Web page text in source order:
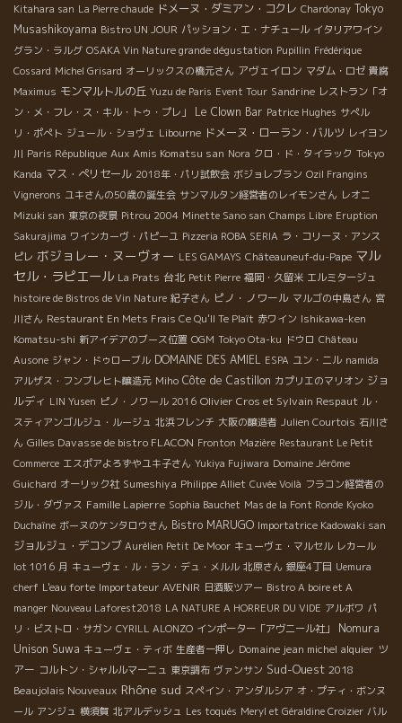
Kitahara san La Pierre chaude ドメーヌ・ダミアン・コクレ Chardonay Tokyo
Musashikoyama Bistro UN JOUR パッション・エ・ナチュール イタリアワイン
グラン・ラルグ OSAKA Vin Nature grande dégustation Pupillin Frédérique
Cossard Michel Grisard オーリックスの橋元さん アヴェイロン マダム・ロゼ 貴腐
Maximus モンマルトルの丘 Yuzu de Paris Event Tour Sandrine レストラン「オ
ン・メ・フレ・ス・キル・トゥ・プレ」
Le Clown Bar Patrice Hughes サぺル
リ・ポぺト ジュール・ショヴェ Libourne ドメーヌ・ローラン・バルツ レイヨン
川 Paris République Aux Amis Komatsu san Nora クロ・ド・タイラック Tokyo
Kanda マス・ぺリセール 2018年・パリ試飲会 ボジョレブラン Ozil Frangins
Vignerons ユキさんの50歳の誕生会 サンマルタン経営者のレイモンさん レオニ
Mizuki san 東京の夜景 Pitrou 2004 Minette Sano san Champs Libre Eruption
Sakurajima ワインカーヴ・パピーユ Pizzeria ROBA SERIA ラ・コリーヌ・アンス
ピレ ボジョレー・ヌーヴォー LES GAMAYS Châteauneuf-du-Pape マル
セル・ラピエール La Prats 台北 Petit Pierre 福岡・久留米 エルミタージュ
histoire de Bistros de Vin Nature 紀子さん ピノ・ノワール マルゴの中島さん 宮
川さん Restaurant En Mets Frais Ce Qu'Il Te Plaît 赤ワイン Ishikawa-ken
Komatsu-shi 新アイデアのブース位置 OGM Tokyo Ota-ku ドウロ Château
Ausone ジャン・ドゥローブル DOMAINE DES AMIEL ESPA ユン・ニル namida
アルザス・フンブレヒト醸造元 Miho Côte de Castillon カプリエのマリオン ジョ
ルディ LIN Yusen ピノ・ノワール 2016 Olivier Cros et Sylvain Respaut ル・
スティアンゴルジュ・ルージュ 北浜フレンチ 大阪の醸造者 Julien Courtois 石川さ
ん Gilles Davasse de bistro FLACON Fronton Mazière Restaurant Le Petit
Commerce エスポアよろずやユキ子さん Yukiya Fujiwara Domaine Jérôme
Guichard オーリック社 Sumeshiya Philippe Alliet Cuvée Voilà フラコン経営者の
ジル・ダヴァス Famille Lapierre Sophia Bauchet Mas de la Font Ronde Kyoko
Duchaîne ボーヌのケンタロウさん Bistro MARUGO Importatrice Kadowaki san
ジョルジュ・デコンブ Aurélien Petit De Moor キューヴェ・マルセル レカール
lot 1016 月 キューヴェ・ル・ラン・デュ・メルル 北原さん 銀座4丁目 Uemura
cherf L'eau forte Importateur AVENIR 日酒販ツアー Bistro A boire et A
manger Nouveau Laforest2018 LA NATURE A HORREUR DU VIDE アルボワ パ
リ・ビストロ・サガン CYRILL ALONZO インポーター「アヴニール社」
Nomura
Unison Suwa キューヴェ・ティボ 生産者一押し Domaine jean michel alquier ツ
アー コルトン・シャルルマーニュ 東京調布 ヴァンサン Sud-Ouest 2018
Beaujolais Nouveaux Rhône sud スペイン・アンダルシア オ・プティ・ボンヌ
ール アンジュ 横須賀 北アルデッシュ Les toqués Meryl et Géraldine Croizier バル